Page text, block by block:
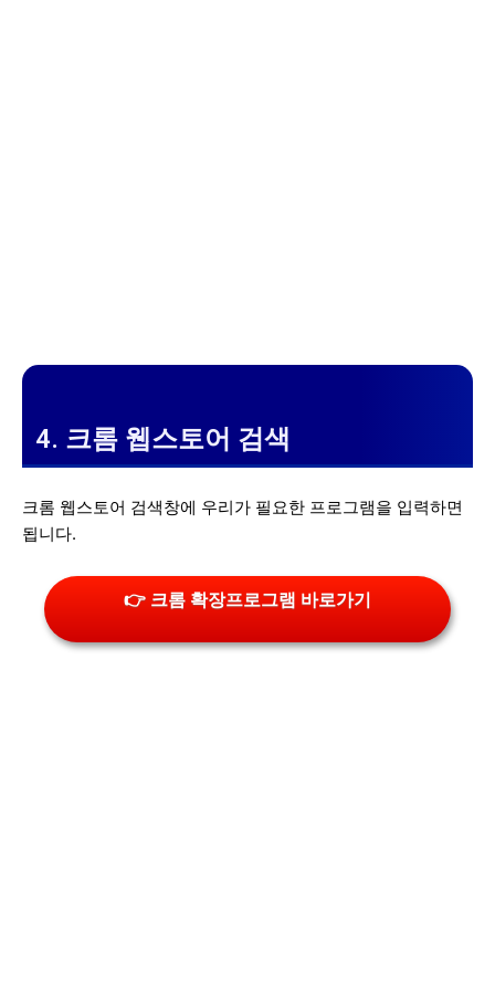
4. 크롬 웹스토어 검색
크롬 웹스토어 검색창에 우리가 필요한 프로그램을 입력하면
됩니다.
👉 크롬 확장프로그램 바로가기